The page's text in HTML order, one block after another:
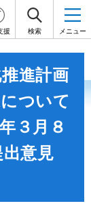
援 検索 メニュー
進計画
ついて
３月８
意見